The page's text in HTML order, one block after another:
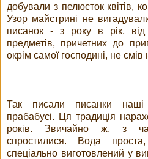
добували з пелюсток квітів,
Узор майстрині не
писанок - з року в рік,
предметів, причетних до
окрім самої господині, не смів
Так писали писанки наші
прабабусі. Ця традиція
років. Звичайно ж, з
спростилися. Вода
спеціально виготовлений у